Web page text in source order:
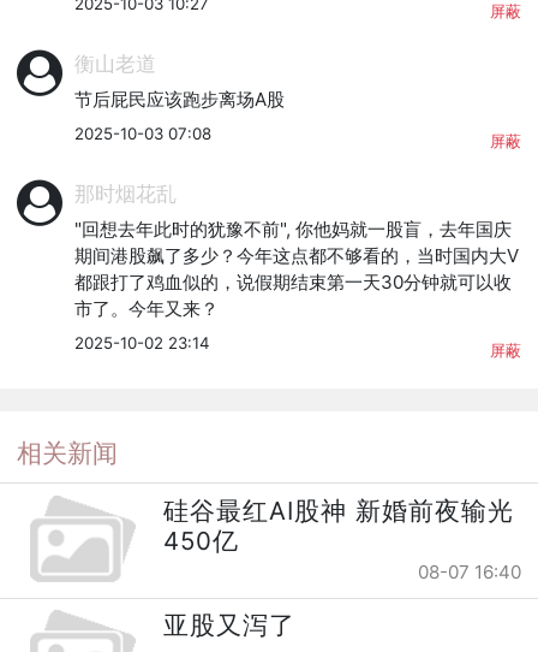
屏蔽
衡山老道
节后屁民应该跑步离场A股
2025-10-03 07:08 屏蔽
那时烟花乱
"回想去年此时的犹豫不前", 你他妈就一股盲，去年国庆
期间港股飙了多少？今年这点都不够看的，当时国内大V
都跟打了鸡血似的，说假期结束第一天30分钟就可以收
市了。今年又来？
2025-10-02 23:14 屏蔽
相关新闻
硅谷最红AI股神 新婚前夜输光
450亿
08-07 16:40
亚股又泻了